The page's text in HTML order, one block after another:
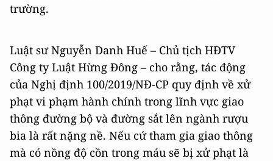
trường.
Luật sư Nguyễn Danh Huế – Chủ tịch HĐTV
Công ty Luật Hừng Đông – cho rằng, tác động
của Nghị định 100/2019/NĐ-CP quy định về xử
phạt vi phạm hành chính trong lĩnh vực giao
thông đường bộ và đường sắt lên ngành rượu
bia là rất nặng nề. Nếu cứ tham gia giao thông
mà có nồng độ cồn trong máu sẽ bị xử phạt là